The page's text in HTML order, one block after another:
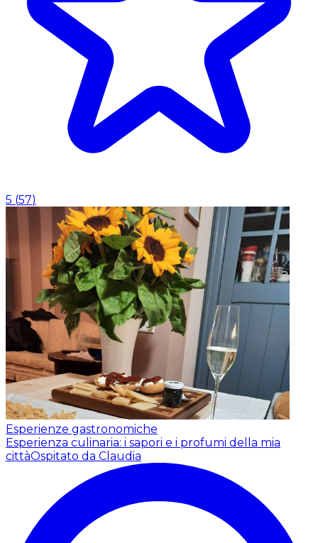
5 (57)
Esperienze gastronomiche
Esperienza culinaria: i sapori e i profumi della mia
cittàOspitato da Claudia